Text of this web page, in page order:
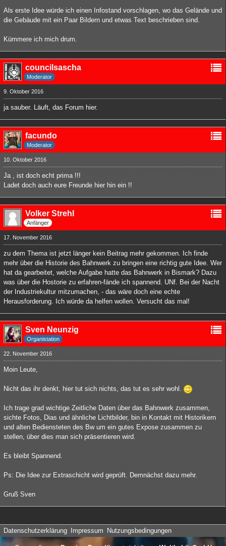
Als erste Idee würde ich einen Infostand vorschlagen, wo das Gelände und
die Gebäude mit ein Paar Bildern und etwas Text beschrieben sind.
Kümmere ich mich drum.
councilsascha
Moderator
9. Oktober 2016
ja sauber. Läuft, das Forum hier.
facundo
Moderator
10. Oktober 2016
Ja , ist doch echt prima !!!
Ladet doch auch eure Freunde hier hin ein !!
Volker Strehl
Anfänger
17. November 2016
zu dem Thema ist jetzt länger kein Beitrag mehr gekommen. Ich finde
mehr über die Historie des Bahnwerk zu bringen eine richtig gute Idee. Wer
hat da gearbeitet, welche Aufgabe hatte das Bahnwerk in Bismark? Dazu
was über die Hostorie zu erfahren-fände ich spannend. UNf. Bei der Nacht
der Industriekultur mitzumachen, - das wäre doch eine echte
Herausforderung. Ich würde da helfen wollen. Versucht das mal!
Sven Neunzig
Organistation
22. November 2016
Moin Leute,
Nicht das ihr denkt, hier tut sich nichts, das tut es sehr wohl.
Ich trage grad wichtige Zeitliche Daten über das Bahnwerk zusammen,
sichte Fotos, Dias und ähnliche Lichtbilder, bin in Kontakt mit Historikern
und alten Bediensteten des Bw um ein gutes Expose zusammen zu
stellen, über dies man sich präsentieren wird.
Es bleibt Spannend.
Ps: Die Idee zur Extraschicht wird geprüft. Demnächst dazu mehr.
Gruß Sven
Datenschutzerklärung Impressum Nutzungsbedingungen